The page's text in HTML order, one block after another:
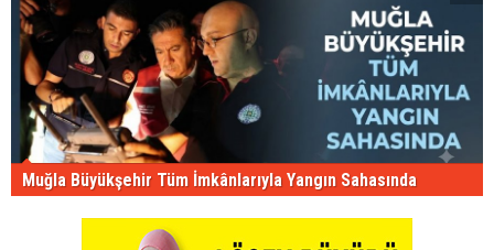
Muğla Büyükşehir Tüm İmkânlarıyla Yangın Sahasında